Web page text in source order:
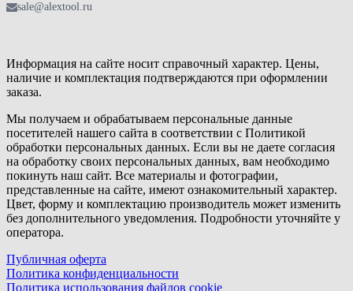
sale@alextool.ru
Информация на сайте носит справочный характер. Цены,
наличие и комплектация подтверждаются при оформлении
заказа.
Мы получаем и обрабатываем персональные данные
посетителей нашего сайта в соответствии с Политикой
обработки персональных данных. Если вы не даете согласия
на обработку своих персональных данных, вам необходимо
покинуть наш сайт. Все материалы и фотографии,
представленные на сайте, имеют ознакомительный характер.
Цвет, форму и комплектацию производитель может изменить
без дополнительного уведомления. Подробности уточняйте у
оператора.
Публичная оферта
Политика конфиденциальности
Политика использования файлов cookie